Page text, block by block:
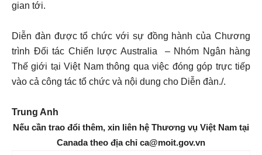
gian tới.
Diễn đàn được tổ chức với sự đồng hành của Chương
trình Đối tác Chiến lược Australia – Nhóm Ngân hàng
Thế giới tại Việt Nam thông qua việc đóng góp trực tiếp
vào cả công tác tổ chức và nội dung cho Diễn đàn./.
Trung Anh
Nếu cần trao đổi thêm, xin liên hệ Thương vụ Việt Nam tại
Canada theo địa chỉ ca@moit.gov.vn